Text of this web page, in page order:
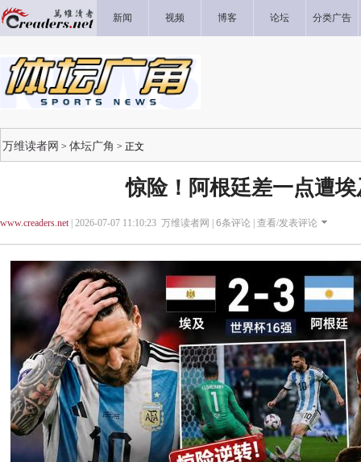
新闻 视频 博客 论坛 分类广告
万维读者网 > 体坛广角 > 正文
惊险！阿根廷差一点遭
www.creaders.net| 2026-07-07 11:10:23 万维读者网 | 6条评论 | 查看/发表评论